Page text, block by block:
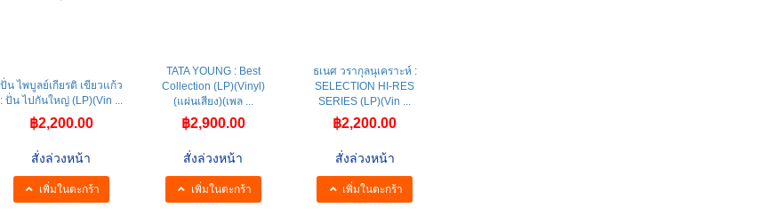
ปั่น ไพบูลย์เกียรติ เขียวแก้ว
: ปั่น ไปกันใหญ่ (LP)(Vin ...
สั่งล่วงหน้า
TATA YOUNG : Best
Collection (LP)(Vinyl)
(แผ่นเสียง)(เพล ...
สั่งล่วงหน้า
ธเนศ วรากุลนุเคราะห์ :
SELECTION HI-RES
SERIES (LP)(Vin ...
สั่งล่วงหน้า